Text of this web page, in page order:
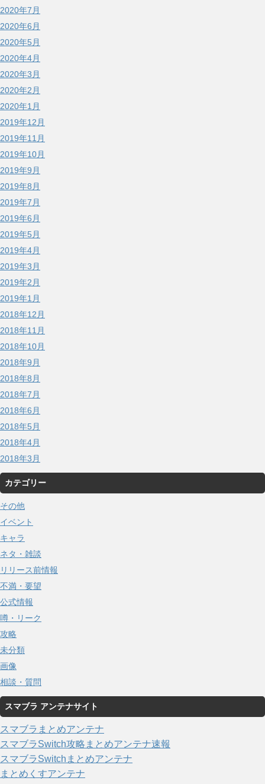
2020年7月
2020年6月
2020年5月
2020年4月
2020年3月
2020年2月
2020年1月
2019年12月
2019年11月
2019年10月
2019年9月
2019年8月
2019年7月
2019年6月
2019年5月
2019年4月
2019年3月
2019年2月
2019年1月
2018年12月
2018年11月
2018年10月
2018年9月
2018年8月
2018年7月
2018年6月
2018年5月
2018年4月
2018年3月
カテゴリー
その他
イベント
キャラ
ネタ・雑談
リリース前情報
不満・要望
公式情報
噂・リーク
攻略
未分類
画像
相談・質問
スマブラ アンテナサイト
スマブラまとめアンテナ
スマブラSwitch攻略まとめアンテナ速報
スマブラSwitchまとめアンテナ
まとめくすアンテナ